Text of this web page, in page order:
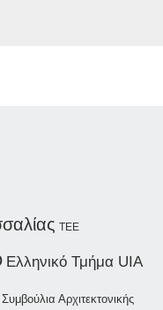
ΤΕΕ
Ελληνικό Τμήμα UIA
Συμβούλια Αρχιτεκτονικής